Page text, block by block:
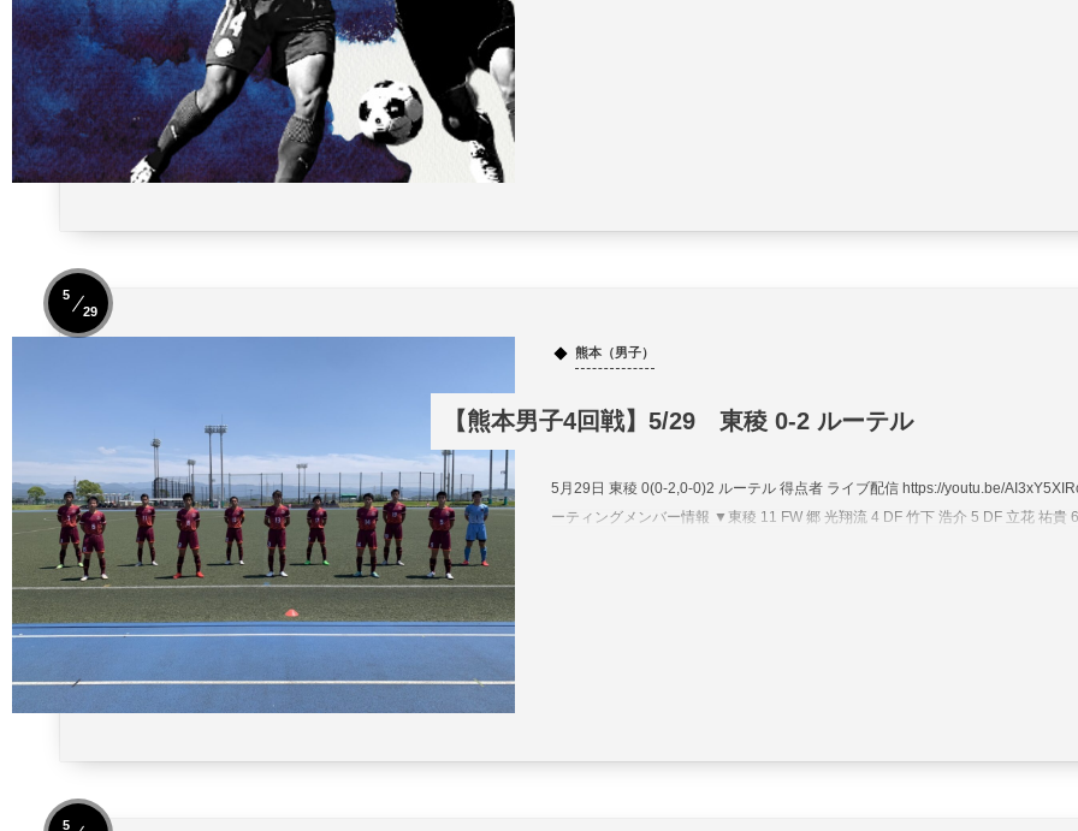
熊本（男子）
【熊本男子4回戦】5/29 東稜 0-2 ルーテル
5月29日 東稜 0(0-2,0-0)2 ルーテル 得点者 ライブ配信 https://youtu.be/
ーティングメンバー情報 ▼東稜 11 FW 郷 光翔流 4 DF 竹下 浩介 5 DF 立花 祐貴
5
29
5